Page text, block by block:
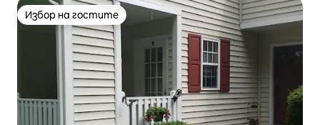
Избор на гостите
Избор на гостите